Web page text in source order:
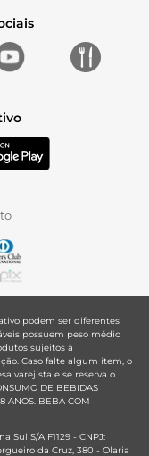
podem ser diferentes
possuem peso médio
sujeitos à
Caso falte algum item, o
varejista e se reserva o
DE BEBIDAS
ANOS. BEBA COM
Sul S/A F1129 - CNPJ:
da Cruz, 380 - Olaria